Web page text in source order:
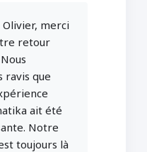
merci
retour
ravis que
ait été
Notre
toujours là